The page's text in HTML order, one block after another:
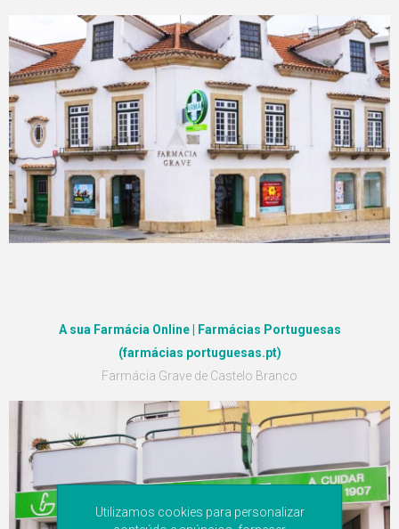
A sua Farmácia Online | Farmácias Portuguesas
(farmácias portuguesas.pt)
Farmácia Grave de Castelo Branco
Utilizamos cookies para personalizar